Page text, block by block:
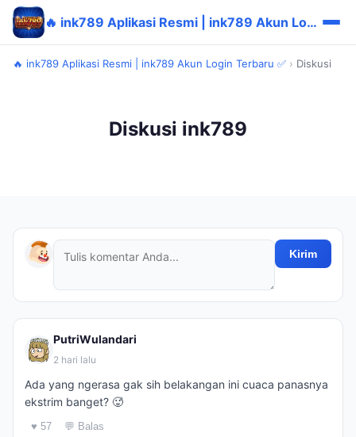
🔥 ink789 Aplikasi Resmi | ink789 Akun Login Terbaru ✅
🔥 ink789 Aplikasi Resmi | ink789 Akun Login Terbaru ✅ › Diskusi
Diskusi ink789
Kirim
PutriWulandari
2 hari lalu
Ada yang ngerasa gak sih belakangan ini cuaca panasnya
ekstrim banget? 🥵
♥ 57 💬 Balas